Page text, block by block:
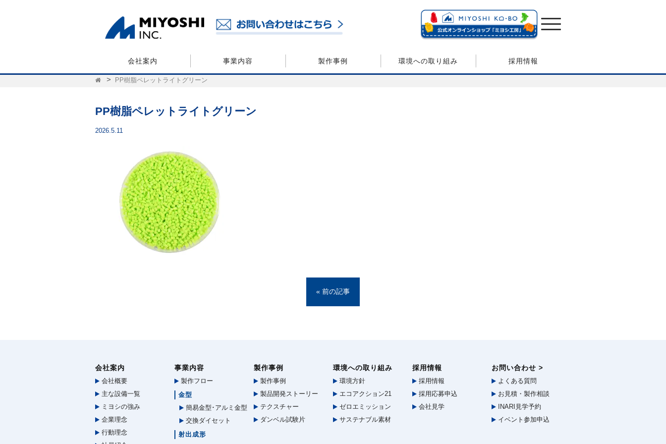
会社案内 事業内容 製作事例 環境への取り組み 採用情報
PP樹脂ペレットライトグリーン
PP樹脂ペレットライトグリーン
2026.5.11
« 前の記事
会社案内
会社概要
主な設備一覧
ミヨシの強み
企業理念
行動理念
事業内容
製作フロー
金型
簡易金型･アルミ金型
交換ダイセット
射出成形
製作事例
製作事例
製品開発ストーリー
テクスチャー
ダンベル試験片
環境への取り組み
環境方針
エコアクション21
ゼロエミッション
サステナブル素材
採用情報
採用情報
採用応募申込
会社見学
お問い合わせ >
よくある質問
お見積・製作相談
INARI見学予約
イベント参加申込